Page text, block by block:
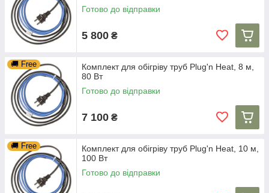
Готово до відправки
5 800 ₴
🚚 Free
Комплект для обігріву труб Plug'n Heat, 8 м,
80 Вт
Готово до відправки
7 100 ₴
🚚 Free
Комплект для обігріву труб Plug'n Heat, 10 м,
100 Вт
Готово до відправки